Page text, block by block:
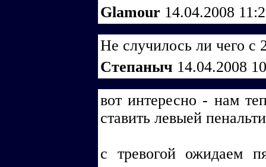
Glamour 14.04.2008
Не случилось ли чего с
Степаныч 14.04.2008
вот интересно - нам
ставить левыей
с тревогой ожидаем